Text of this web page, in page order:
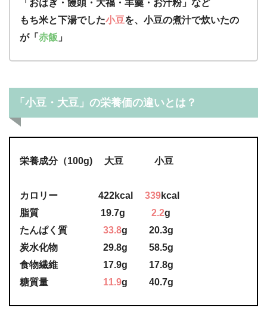
「おはぎ・饅頭・大福・羊羹・お汁粉」など
もち米と下湯でした小豆を、小豆の煮汁で炊いたの
が「 赤飯 」
「小豆・大豆」の栄養価の違いとは？
栄養成分（100g) 大豆 小豆
カロリー 422kcal 339kcal
脂質 19.7g
2.2g
たんぱく質 33.8g 20.3g
炭水化物 29.8g 58.5g
食物繊維 17.9g 17.8g
糖質量 11.9g 40.7g